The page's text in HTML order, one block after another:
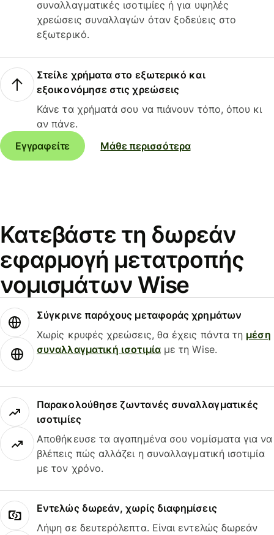
συναλλαγματικές ισοτιμίες ή για υψηλές
χρεώσεις συναλλαγών όταν ξοδεύεις στο
εξωτερικό.
Στείλε χρήματα στο εξωτερικό και
εξοικονόμησε στις χρεώσεις
Κάνε τα χρήματά σου να πιάνουν τόπο, όπου κι
αν πάνε.
Εγγραφείτε
Μάθε περισσότερα
Κατεβάστε τη δωρεάν
εφαρμογή μετατροπής
νομισμάτων Wise
Σύγκρινε παρόχους μεταφοράς χρημάτων
Χωρίς κρυφές χρεώσεις, θα έχεις πάντα τη μέση
συναλλαγματική ισοτιμίαμε τη Wise.
Παρακολούθησε ζωντανές συναλλαγματικές
ισοτιμίες
Αποθήκευσε τα αγαπημένα σου νομίσματα για να
βλέπεις πώς αλλάζει η συναλλαγματική ισοτιμία
με τον χρόνο.
Εντελώς δωρεάν, χωρίς διαφημίσεις
Λήψη σε δευτερόλεπτα. Είναι εντελώς δωρεάν